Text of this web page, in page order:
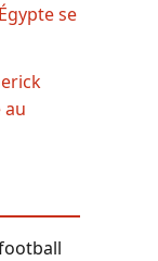
se
au